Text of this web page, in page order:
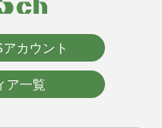
カウント
ア一覧